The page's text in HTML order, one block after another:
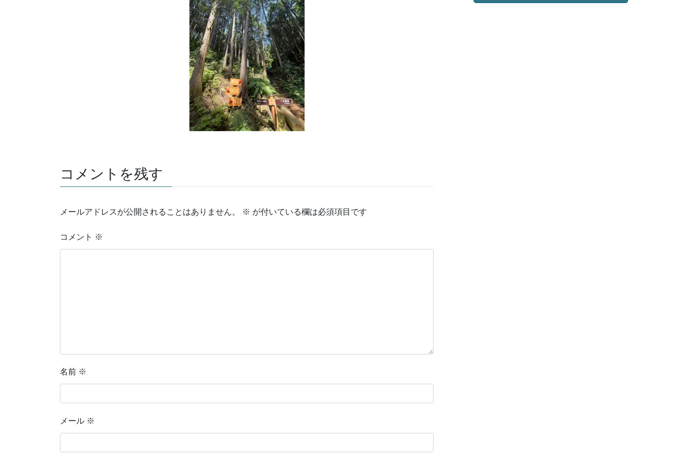
コメントを残す
メールアドレスが公開されることはありません。 ※ が付いている欄は必須項目です
コメント ※
名前 ※
メール ※